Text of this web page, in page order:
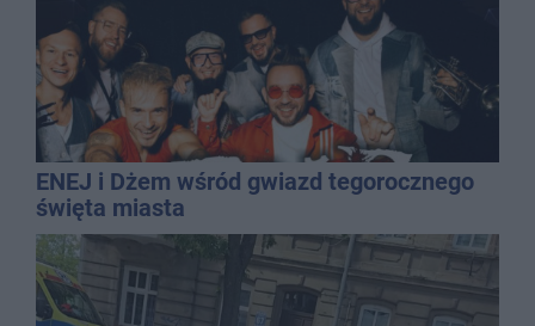
ENEJ i Dżem wśród gwiazd tegorocznego
święta miasta